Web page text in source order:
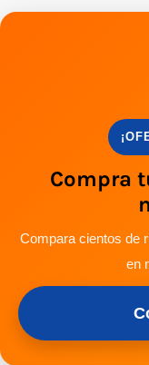
Compra
Compara cientos de
en